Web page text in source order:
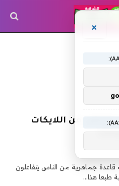
من اللايكات
جماهرية من الناس يتفاعلون
طبعا هذا…
×